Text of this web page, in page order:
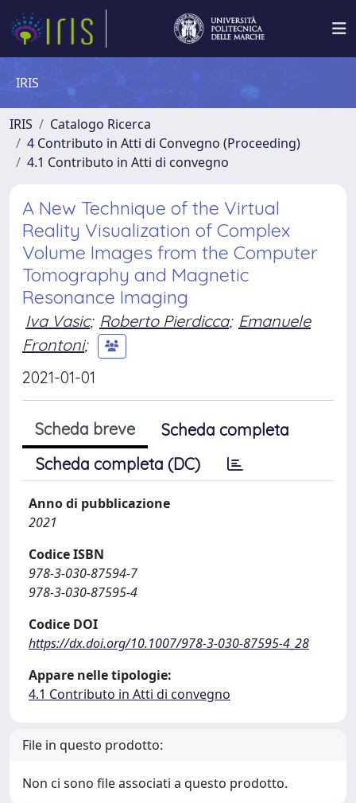
IRIS
IRIS
Catalogo Ricerca
4 Contributo in Atti di Convegno (Proceeding)
4.1 Contributo in Atti di convegno
A New Technique of the Virtual
Reality Visualization of Complex
Volume Images from the Computer
Tomography and Magnetic
Resonance Imaging
Iva Vasic; Roberto Pierdicca; Emanuele
Frontoni;
2021-01-01
Scheda breve
Scheda completa
Scheda completa (DC)
Anno di pubblicazione
2021
Codice ISBN
978-3-030-87594-7
978-3-030-87595-4
Codice DOI
https://dx.doi.org/10.1007/978-3-030-87595-4_28
Appare nelle tipologie:
4.1 Contributo in Atti di convegno
File in questo prodotto:
Non ci sono file associati a questo prodotto.